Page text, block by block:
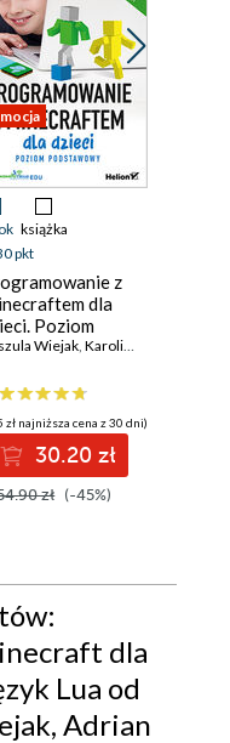
książka
pkt
z
dla
Poziom
Wiejak, Karolina Niemira
zł najniższa cena z 30 dni)
30.20 zł
zł (-45%)
dla
Lua od
Adrian